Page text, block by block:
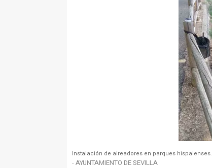
Instalación de aireadores en parques hispalenses.
- AYUNTAMIENTO DE SEVILLA